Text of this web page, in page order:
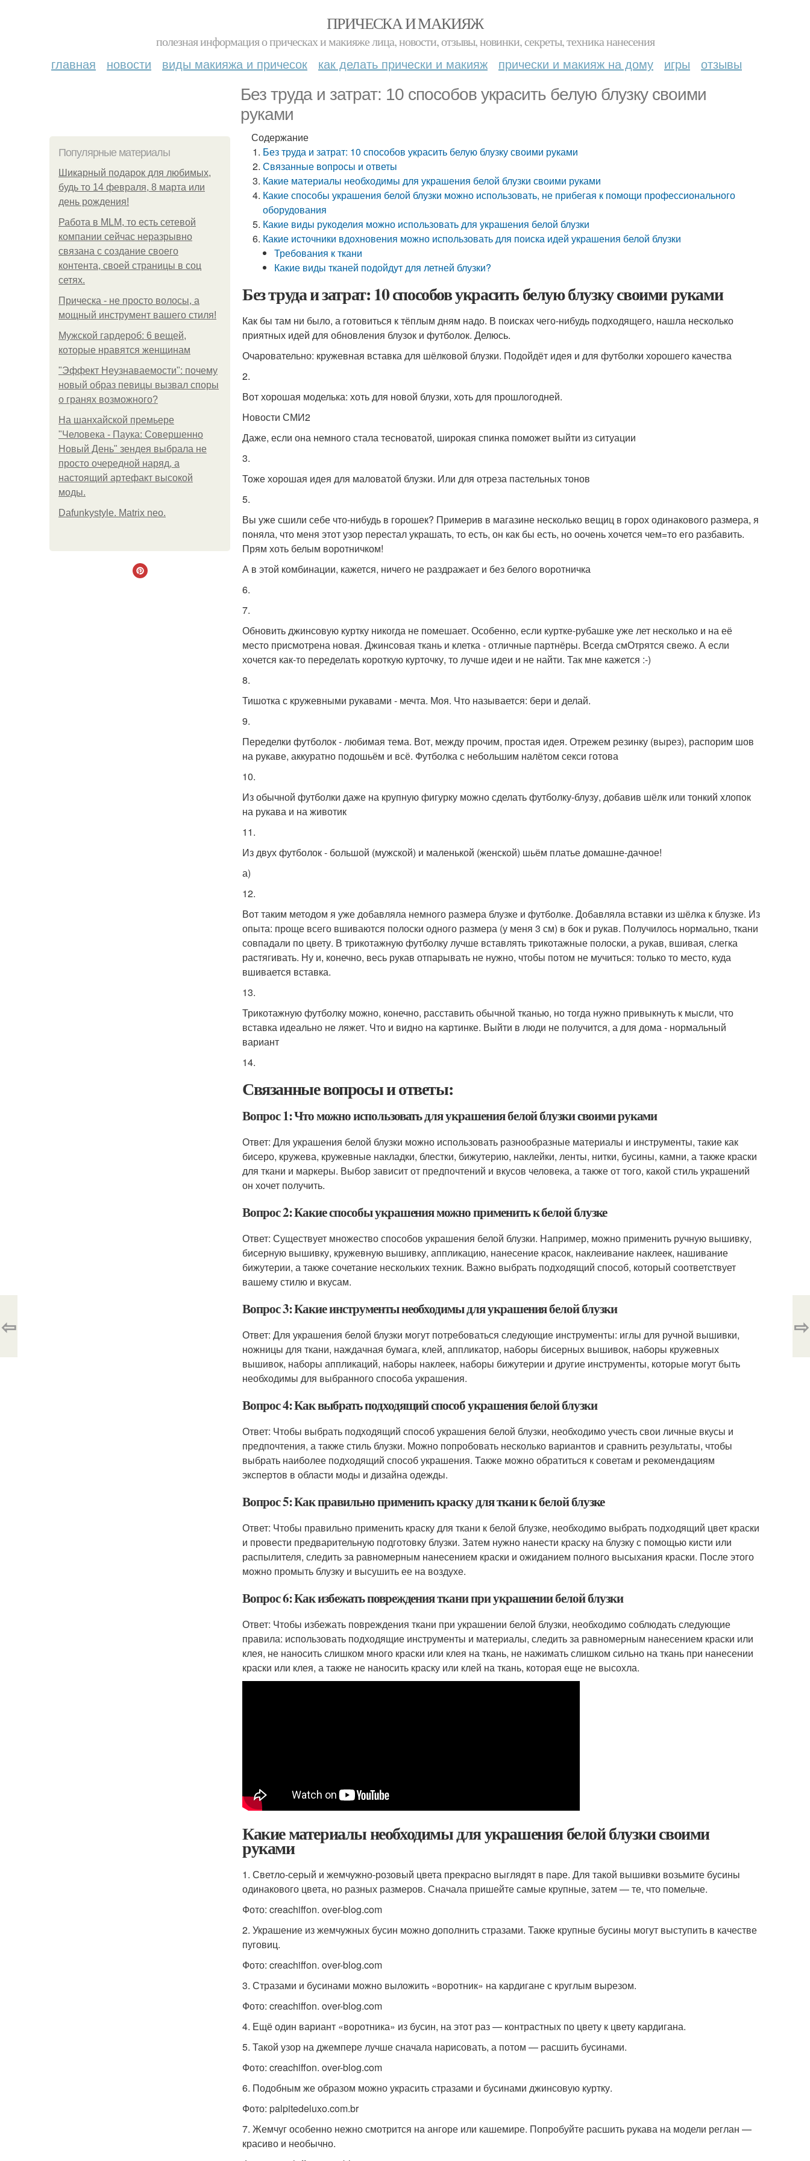
ПРИЧЕСКА И МАКИЯЖ
полезная информация о прическах и макияже лица, новости, отзывы, новинки, секреты, техника нанесения
главная новости виды макияжа и причесок как делать прически и макияж прически и макияж на дому игры отзывы
Без труда и затрат: 10 способов украсить белую блузку своими
руками
Популярные материалы
Шикарный подарок для любимых,
будь то 14 февраля, 8 марта или
день рождения!
Работа в MLM, то есть сетевой
компании сейчас неразрывно
связана с создание своего
контента, своей страницы в соц
сетях.
Прическа - не просто волосы, а
мощный инструмент вашего стиля!
Мужской гардероб: 6 вещей,
которые нравятся женщинам
"Эффект Неузнаваемости": почему
новый образ певицы вызвал споры
о гранях возможного?
На шанхайской премьере
"Человека - Паука: Совершенно
Новый День" зендея выбрала не
просто очередной наряд, а
настоящий артефакт высокой
моды.
Dafunkystyle. Matrix neo.
Содержание
Без труда и затрат: 10 способов украсить белую блузку своими руками
Связанные вопросы и ответы
Какие материалы необходимы для украшения белой блузки своими руками
Какие способы украшения белой блузки можно использовать, не прибегая к помощи профессионального
оборудования
Какие виды рукоделия можно использовать для украшения белой блузки
Какие источники вдохновения можно использовать для поиска идей украшения белой блузки
Требования к ткани
Какие виды тканей подойдут для летней блузки?
Без труда и затрат: 10 способов украсить белую блузку своими руками
Как бы там ни было, а готовиться к тёплым дням надо. В поисках чего-нибудь подходящего, нашла несколько
приятных идей для обновления блузок и футболок. Делюсь.
Очаровательно: кружевная вставка для шёлковой блузки. Подойдёт идея и для футболки хорошего качества
2.
Вот хорошая моделька: хоть для новой блузки, хоть для прошлогодней.
Новости СМИ2
Даже, если она немного стала тесноватой, широкая спинка поможет выйти из ситуации
3.
Тоже хорошая идея для маловатой блузки. Или для отреза пастельных тонов
5.
Вы уже сшили себе что-нибудь в горошек? Примерив в магазине несколько вещиц в горох одинакового размера, я
поняла, что меня этот узор перестал украшать, то есть, он как бы есть, но оочень хочется чем=то его разбавить.
Прям хоть белым воротничком!
А в этой комбинации, кажется, ничего не раздражает и без белого воротничка
6.
7.
Обновить джинсовую куртку никогда не помешает. Особенно, если куртке-рубашке уже лет несколько и на её
место присмотрена новая. Джинсовая ткань и клетка - отличные партнёры. Всегда смОтрятся свежо. А если
хочется как-то переделать короткую курточку, то лучше идеи и не найти. Так мне кажется :-)
8.
Тишотка с кружевными рукавами - мечта. Моя. Что называется: бери и делай.
9.
Переделки футболок - любимая тема. Вот, между прочим, простая идея. Отрежем резинку (вырез), распорим шов
на рукаве, аккуратно подошьём и всё. Футболка с небольшим налётом секси готова
10.
Из обычной футболки даже на крупную фигурку можно сделать футболку-блузу, добавив шёлк или тонкий хлопок
на рукава и на животик
11.
Из двух футболок - большой (мужской) и маленькой (женской) шьём платье домашне-дачное!
а)
12.
Вот таким методом я уже добавляла немного размера блузке и футболке. Добавляла вставки из шёлка к блузке. Из
опыта: проще всего вшиваются полоски одного размера (у меня 3 см) в бок и рукав. Получилось нормально, ткани
совпадали по цвету. В трикотажную футболку лучше вставлять трикотажные полоски, а рукав, вшивая, слегка
растягивать. Ну и, конечно, весь рукав отпарывать не нужно, чтобы потом не мучиться: только то место, куда
вшивается вставка.
13.
Трикотажную футболку можно, конечно, расставить обычной тканью, но тогда нужно привыкнуть к мысли, что
вставка идеально не ляжет. Что и видно на картинке. Выйти в люди не получится, а для дома - нормальный
вариант
14.
Связанные вопросы и ответы:
Вопрос 1: Что можно использовать для украшения белой блузки своими руками
Ответ: Для украшения белой блузки можно использовать разнообразные материалы и инструменты, такие как
бисеро, кружева, кружевные накладки, блестки, бижутерию, наклейки, ленты, нитки, бусины, камни, а также краски
для ткани и маркеры. Выбор зависит от предпочтений и вкусов человека, а также от того, какой стиль украшений
он хочет получить.
Вопрос 2: Какие способы украшения можно применить к белой блузке
Ответ: Существует множество способов украшения белой блузки. Например, можно применить ручную вышивку,
бисерную вышивку, кружевную вышивку, аппликацию, нанесение красок, наклеивание наклеек, нашивание
бижутерии, а также сочетание нескольких техник. Важно выбрать подходящий способ, который соответствует
вашему стилю и вкусам.
Вопрос 3: Какие инструменты необходимы для украшения белой блузки
Ответ: Для украшения белой блузки могут потребоваться следующие инструменты: иглы для ручной вышивки,
ножницы для ткани, наждачная бумага, клей, аппликатор, наборы бисерных вышивок, наборы кружевных
вышивок, наборы аппликаций, наборы наклеек, наборы бижутерии и другие инструменты, которые могут быть
необходимы для выбранного способа украшения.
Вопрос 4: Как выбрать подходящий способ украшения белой блузки
Ответ: Чтобы выбрать подходящий способ украшения белой блузки, необходимо учесть свои личные вкусы и
предпочтения, а также стиль блузки. Можно попробовать несколько вариантов и сравнить результаты, чтобы
выбрать наиболее подходящий способ украшения. Также можно обратиться к советам и рекомендациям
экспертов в области моды и дизайна одежды.
Вопрос 5: Как правильно применить краску для ткани к белой блузке
Ответ: Чтобы правильно применить краску для ткани к белой блузке, необходимо выбрать подходящий цвет краски
и провести предварительную подготовку блузки. Затем нужно нанести краску на блузку с помощью кисти или
распылителя, следить за равномерным нанесением краски и ожиданием полного высыхания краски. После этого
можно промыть блузку и высушить ее на воздухе.
Вопрос 6: Как избежать повреждения ткани при украшении белой блузки
Ответ: Чтобы избежать повреждения ткани при украшении белой блузки, необходимо соблюдать следующие
правила: использовать подходящие инструменты и материалы, следить за равномерным нанесением краски или
клея, не наносить слишком много краски или клея на ткань, не нажимать слишком сильно на ткань при нанесении
краски или клея, а также не наносить краску или клей на ткань, которая еще не высохла.
Какие материалы необходимы для украшения белой блузки своими
руками
1. Светло-серый и жемчужно-розовый цвета прекрасно выглядят в паре. Для такой вышивки возьмите бусины
одинакового цвета, но разных размеров. Сначала пришейте самые крупные, затем — те, что помельче.
Фото: creachiffon. over-blog.com
2. Украшение из жемчужных бусин можно дополнить стразами. Также крупные бусины могут выступить в качестве
пуговиц.
Фото: creachiffon. over-blog.com
3. Стразами и бусинами можно выложить «воротник» на кардигане с круглым вырезом.
Фото: creachiffon. over-blog.com
4. Ещё один вариант «воротника» из бусин, на этот раз — контрастных по цвету к цвету кардигана.
5. Такой узор на джемпере лучше сначала нарисовать, а потом — расшить бусинами.
Фото: creachiffon. over-blog.com
6. Подобным же образом можно украсить стразами и бусинами джинсовую куртку.
Фото: palpitedeluxo.com.br
7. Жемчуг особенно нежно смотрится на ангоре или кашемире. Попробуйте расшить рукава на модели реглан —
красиво и необычно.
⇦ ⇨